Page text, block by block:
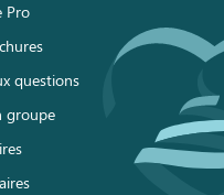
Pro
questions
groupe